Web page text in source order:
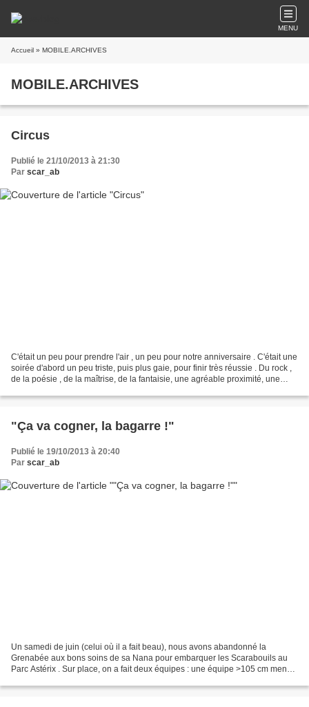
MENU
Accueil » MOBILE.ARCHIVES
MOBILE.ARCHIVES
Circus
Publié le 21/10/2013 à 21:30
Par scar_ab
C'était un peu pour prendre l'air , un peu pour notre anniversaire . C'était une
soirée d'abord un peu triste, puis plus gaie, pour finir très réussie . Du rock ,
de la poésie , de la maîtrise, de la fantaisie, une agréable proximité, une
"Ça va cogner, la bagarre !"
Publié le 19/10/2013 à 20:40
Par scar_ab
Un samedi de juin (celui où il a fait beau), nous avons abandonné la
Grenabée aux bons soins de sa Nana pour embarquer les Scarabouils au
Parc Astérix . Sur place, on a fait deux équipes : une équipe >105 cm menée